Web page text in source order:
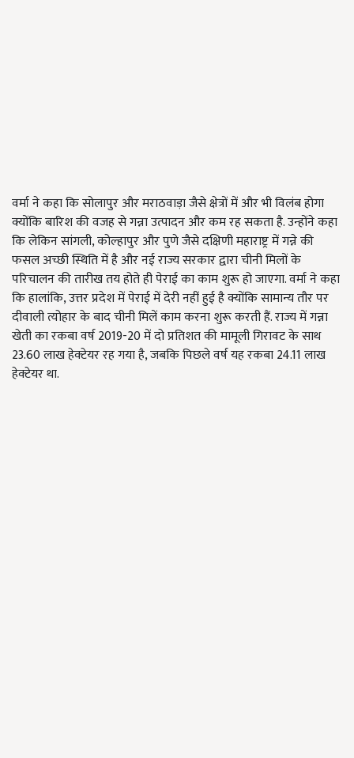
वर्मा ने कहा कि सोलापुर और मराठवाड़ा जैसे क्षेत्रों में और भी विलंब होगा
क्योंकि बारिश की वजह से गन्ना उत्पादन और कम रह सकता है. उन्होंने कहा
कि लेकिन सांगली,कोल्हापुर और पुणे जैसे दक्षिणी महाराष्ट्र में गन्ने की
फसल अच्छी स्थिति में है और नई राज्य सरकार द्वारा चीनी मिलों के
परिचालन की तारीख तय होते ही पेराई का काम शुरू हो जाएगा. वर्मा ने कहा
कि हालांकि,उत्तर प्रदेश में पेराई में देरी नहीं हुई है क्योंकि सामान्य तौर पर
दीवाली त्योहार के बाद चीनी मिलें काम करना शुरू करती हैं. राज्य में गन्ना
खेती का रकबा वर्ष 2019-20 में दो प्रतिशत की मामूली गिरावट के साथ
23.60 लाख हेक्टेयर रह गया है,जबकि पिछले वर्ष यह रकबा 24.11 लाख
हेक्टेयर था.